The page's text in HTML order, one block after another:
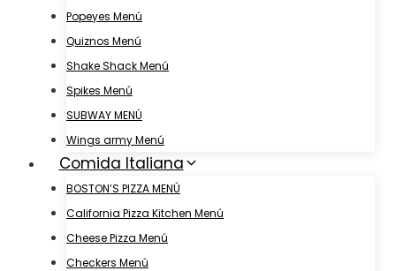
Popeyes Menú
Quiznos Menú
Shake Shack Menú
Spikes Menú
SUBWAY MENÚ
Wings army Menú
Comida Italiana
BOSTON’S PIZZA MENÚ
California Pizza Kitchen Menú
Cheese Pizza Menú
Checkers Menú